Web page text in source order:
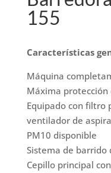
155
Características
Máquina
Máxima
Equipado con filtro
ventilador de
PM10 disponible
Sistema de barrido
Cepillo principal